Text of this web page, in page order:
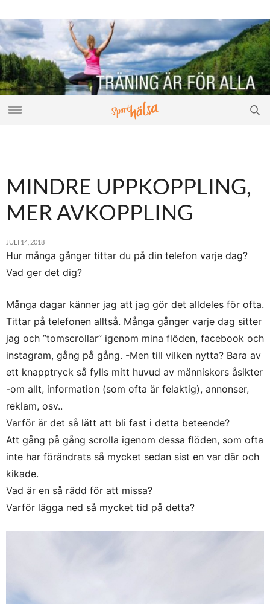
MINDRE UPPKOPPLING,
MER AVKOPPLING
JULI 14, 2018
Hur många gånger tittar du på din telefon varje dag?
Vad ger det dig?
Många dagar känner jag att jag gör det alldeles för ofta.
Tittar på telefonen alltså. Många gånger varje dag sitter
jag och ”tomscrollar” igenom mina flöden, facebook och
instagram, gång på gång. -Men till vilken nytta? Bara av
ett knapptryck så fylls mitt huvud av människors åsikter
-om allt, information (som ofta är felaktig), annonser,
reklam, osv..
Varför är det så lätt att bli fast i detta beteende?
Att gång på gång scrolla igenom dessa flöden, som ofta
inte har förändrats så mycket sedan sist en var där och
kikade.
Vad är en så rädd för att missa?
Varför lägga ned så mycket tid på detta?